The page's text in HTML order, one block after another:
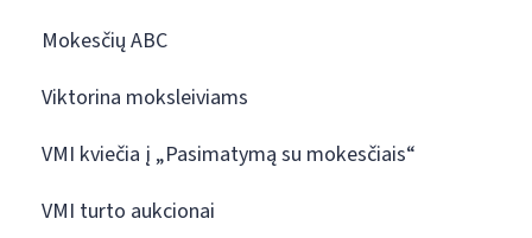
Mokesčių ABC
Viktorina moksleiviams
VMI kviečia į „Pasimatymą su mokesčiais“
VMI turto aukcionai